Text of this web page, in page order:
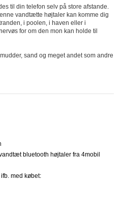
til din telefon selv på store afstande.
vandtætte højtaler kan komme dig
i poolen, i haven eller i
for om den mon kan holde til
sand og meget andet som andre
bluetooth højtaler fra 4mobil
med købet: